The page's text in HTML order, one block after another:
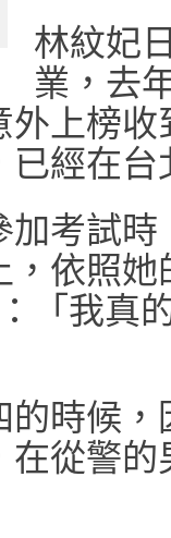
林紋妃
業，去
上榜
經在
考試
依照
「我真
時候
從警